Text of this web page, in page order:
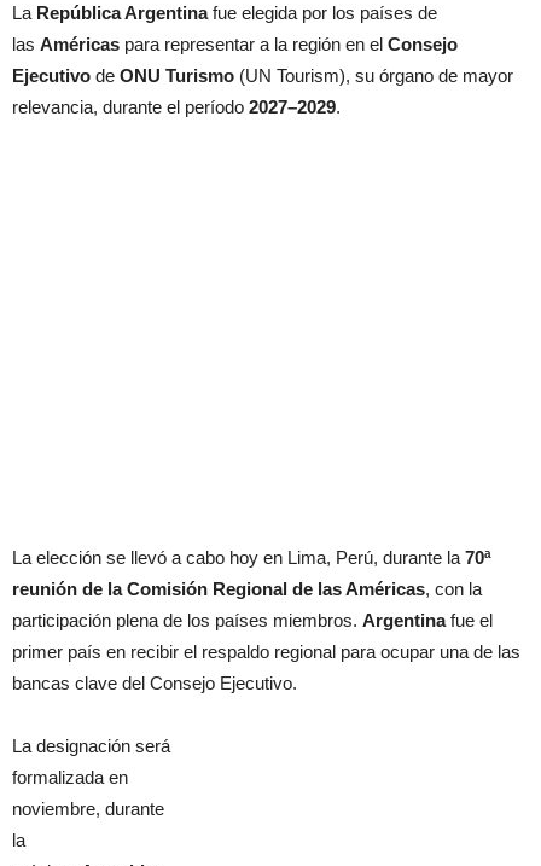
La República Argentinafue elegida por los países de
las Américas para representar a la región en el Consejo
Ejecutivo de ONU Turismo (UN Tourism), su órgano de mayor
relevancia, durante el período 2027–2029.
La elección se llevó a cabo hoy en Lima, Perú, durante la 70ª
reunión de la Comisión Regional de las Américas, con la
participación plena de los países miembros. Argentinafue el
primer país en recibir el respaldo regional para ocupar una de las
bancas clave del Consejo Ejecutivo.
La designación será
formalizada en
noviembre, durante
la